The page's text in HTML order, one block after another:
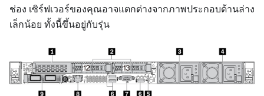
ช่อง เซิร์ฟเวอร์ของคุณอาจแตกต่างจากภาพประกอบด้านล่าง
เล็กน้อย ทั้งนี้ขึ้นอยู่กับรุ่น